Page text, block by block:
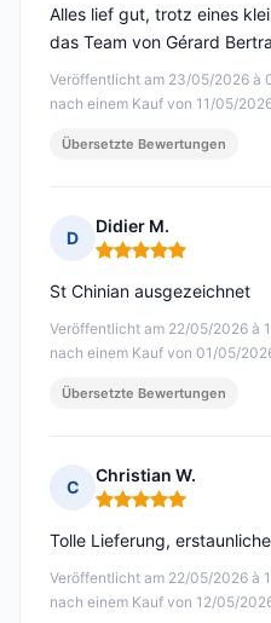
Veröffentlicht am 23/05/2026 à
nach einem Kauf von 11/05/
Alles lief gut, trotz eines
das Team von Gérard
Übersetzte Bewertungen
D
Didier M.
Hinweis: 5 von 5
Veröffentlicht am 22/05/2026 à
nach einem Kauf von 01/05/
St Chinian ausgezeichnet
Übersetzte Bewertungen
C
Christian W.
Hinweis: 5 von 5
Veröffentlicht am 22/05/2026 à
nach einem Kauf von 12/05/
Tolle Lieferung,